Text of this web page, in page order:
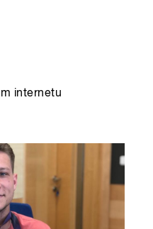
internetu